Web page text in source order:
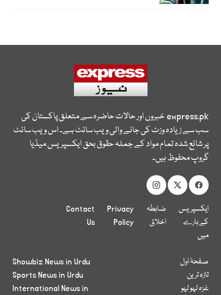
express.pkخبروں اور حالات حاضرہ سے متعلق پاکستان کی
سب سے زیادہ وزٹ کی جانے والی ویب سائٹ ہے۔ اس ویب سائٹ
پر شائع شدہ تمام مواد کے جملہ حقوق بحق ایکسپریس میڈیا
گروپ محفوظ ہیں۔
ایکسپریس
کے بارے
میں
ضابطہ
اخلاق
Privacy
Policy
Contact
Us
صفحۂ اول
تازہ ترین
غزہ لہو لہو
Showbiz News in Urdu
Sports News in Urdu
International News in